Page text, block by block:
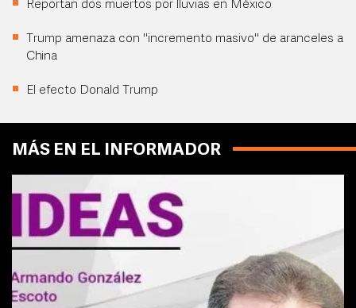
Reportan dos muertos por lluvias en México
Trump amenaza con "incremento masivo" de aranceles a
China
El efecto Donald Trump
MÁS EN EL INFORMADOR